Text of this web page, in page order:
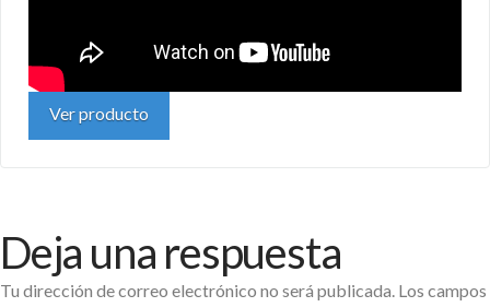
Ver producto
Deja una respuesta
Tu dirección de correo electrónico no será publicada. Los campos